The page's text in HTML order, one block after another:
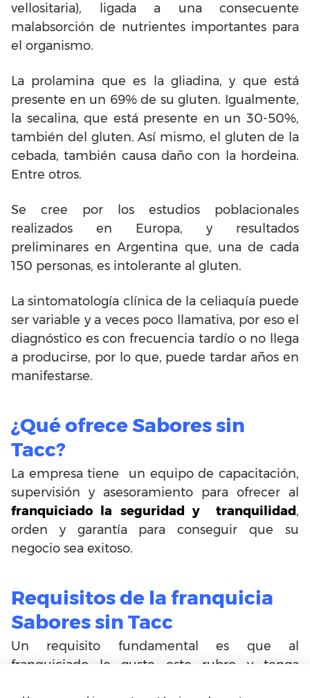
vellositaria), ligada a una consecuente
malabsorción de nutrientes importantes para
el organismo.
La prolamina que es la gliadina, y que está
presente en un 69% de su gluten. Igualmente,
la secalina, que está presente en un 30-50%,
también del gluten. Así mismo, el gluten de la
cebada, también causa daño con la hordeina.
Entre otros.
Se cree por los estudios poblacionales
realizados en Europa, y resultados
preliminares en Argentina que, una de cada
150 personas, es intolerante al gluten.
La sintomatología clínica de la celiaquía puede
ser variable y a veces poco llamativa, por eso el
diagnóstico es con frecuencia tardío o no llega
a producirse, por lo que, puede tardar años en
manifestarse.
¿Qué ofrece Sabores sin
Tacc?
La empresa tiene un equipo de capacitación,
supervisión y asesoramiento para ofrecer al
franquiciado la seguridad y tranquilidad,
orden y garantía para conseguir que su
negocio sea exitoso.
Requisitos de la franquicia
Sabores sin Tacc
Un requisito fundamental es que al
franquiciado le guste este rubro y tenga